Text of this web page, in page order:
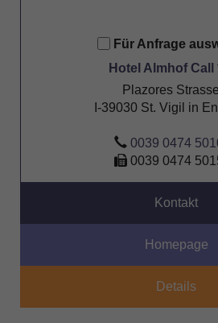
Für Anfrage
Hotel Almhof Call
Plazores
I-39030 St. Vigil in
0039 0474
0039 0474
Kontakt
Homepage
Details